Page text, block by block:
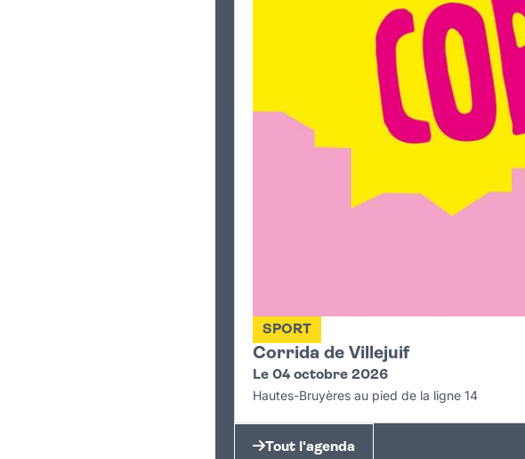
Corrida de Villejuif
SPORT
Le 04 octobre 2026
Hautes-Bruyères au pied de la ligne 14
Tout l'agenda